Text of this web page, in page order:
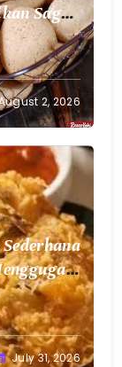
Sagu
2, 2026
July 31, 2026